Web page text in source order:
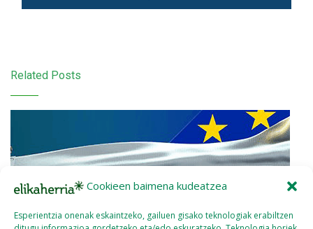
Cookieen baimena kudeatzea
Esperientzia onenak eskaintzeko, gailuen gisako teknologiak erabiltzen
Related Posts